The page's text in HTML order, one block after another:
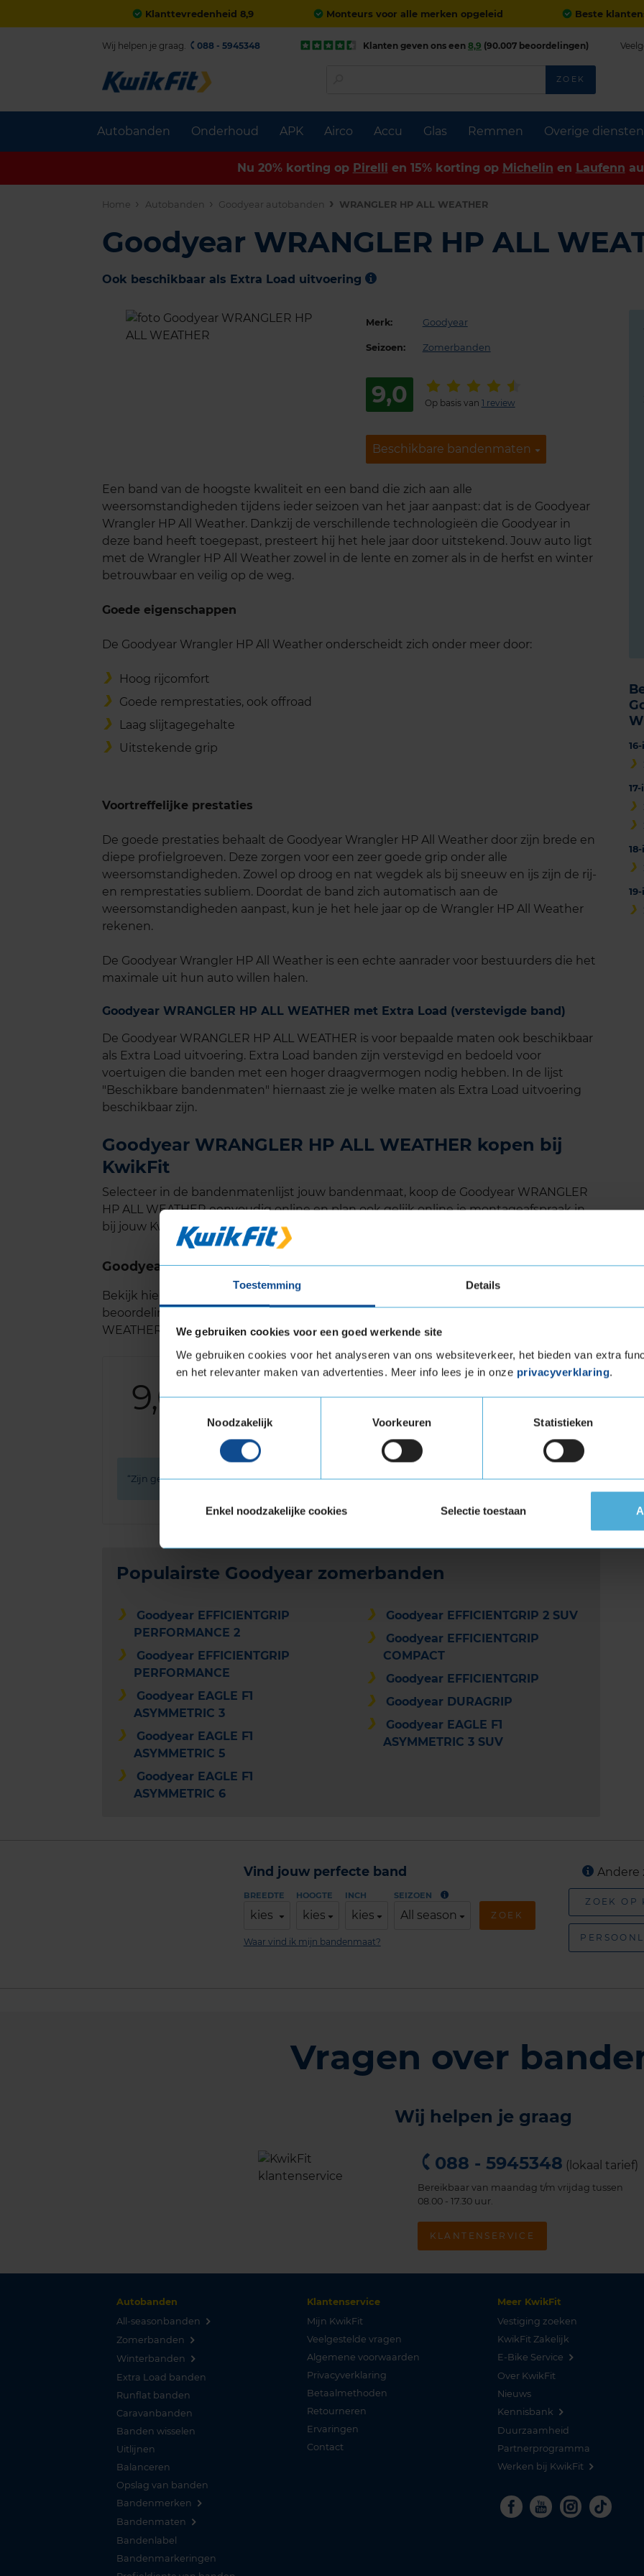
Toestemming Details
We gebruiken cookies voor een goed werkende site
We gebruiken cookies voor het analyseren van ons websiteverkeer, het bieden van extra
en het relevanter maken van advertenties. Meer info lees je in onze privacyverklaring.
Toestemmingsselectie
Noodzakelijk
Voorkeuren Statistieken
Enkel noodzakelijke cookies Selectie toestaan
Klanttevredenheid 8,9 Monteurs voor alle merken opgeleid Beste
Autobanden Onderhoud APK Airco Accu Glas Remmen Overige diensten
Wij helpen je graag. 088 - 5945348 Klanten geven ons een 8,9 (90.007 beoordelingen)
ZOEK
Nu 20% korting op Pirelli en 15% korting op Michelin en Laufenn
Home Autobanden Goodyear autobanden WRANGLER HP ALL WEATHER
Goodyear WRANGLER HP ALL
Ook beschikbaar als Extra Load uitvoering
Merk: Goodyear
Seizoen: Zomerbanden
9,0 Op basis van 1 review
Beschikbare bandenmaten
Beschikbare bandenmaten
Een band van de hoogste kwaliteit en een band die zich aan alle
weersomstandigheden tijdens ieder seizoen van het jaar aanpast: dat is de Goodyear
Wrangler HP All Weather. Dankzij de verschillende technologieën die Goodyear in
deze band heeft toegepast, presteert hij het hele jaar door uitstekend. Jouw auto ligt
met de Wrangler HP All Weather zowel in de lente en zomer als in de herfst en winter
betrouwbaar en veilig op de weg.
Goede eigenschappen
De Goodyear Wrangler HP All Weather onderscheidt zich onder meer door:
Hoog rijcomfort
Goede remprestaties, ook offroad
Laag slijtagegehalte
Uitstekende grip
Voortreffelijke prestaties
De goede prestaties behaalt de Goodyear Wrangler HP All Weather door zijn brede en
diepe profielgroeven. Deze zorgen voor een zeer goede grip onder alle
weersomstandigheden. Zowel op droog en nat wegdek als bij sneeuw en ijs zijn de rij-
en remprestaties subliem. Doordat de band zich automatisch aan de
weersomstandigheden aanpast, kun je het hele jaar op de Wrangler HP All Weather
rekenen.
De Goodyear Wrangler HP All Weather is een echte aanrader voor bestuurders die het
maximale uit hun auto willen halen.
Goodyear WRANGLER HP ALL WEATHER met Extra Load (verstevigde band)
De Goodyear WRANGLER HP ALL WEATHER is voor bepaalde maten ook beschikbaar
als Extra Load uitvoering. Extra Load banden zijn verstevigd en bedoeld voor
voertuigen die banden met een hoger draagvermogen nodig hebben. In de lijst
"Beschikbare bandenmaten" hiernaast zie je welke maten als Extra Load uitvoering
beschikbaar zijn.
Goodyear WRANGLER HP ALL WEATHER kopen bij
KwikFit
Selecteer in de bandenmatenlijst jouw bandenmaat, koop de Goodyear WRANGLER
HP ALL WEATHER eenvoudig online en plan ook gelijk online je montageafspraak in
bij jouw KwikFit vestiging.
Goodyear WRANGLER HP ALL WEATHER reviews 1
Bekijk hieronder alle reviews voor de Goodyear WRANGLER HP ALL WEATHER. Deze
beoordelingen zijn uitsluitend van berijders van de Goodyear WRANGLER HP ALL
WEATHER.
9,0
Geluid
9,0
Comfort
Type rijderNormaal
Kilometer per jaar
10.000 tot 25.000 km
Zijn gewoon prima banden.
Populairste Goodyear zomerbanden
Goodyear EFFICIENTGRIP
PERFORMANCE 2
Goodyear EFFICIENTGRIP
PERFORMANCE
Goodyear EAGLE F1
ASYMMETRIC 3
Goodyear EAGLE F1
ASYMMETRIC 5
Goodyear EAGLE F1
ASYMMETRIC 6
Goodyear EFFICIENTGRIP 2 SUV
Goodyear EFFICIENTGRIP
COMPACT
Goodyear EFFICIENTGRIP
Goodyear DURAGRIP
Goodyear EAGLE F1
ASYMMETRIC 3 SUV
Vind jouw perfecte band
BREEDTE
kies
HOOGTE
kies
INCH
kies
SEIZOEN
All season ZOEK
Waar vind ik mijn bandenmaat?
Andere
ZOEK OP
Vragen over
Wij helpen je graag
088 - 5945348 (lokaal tarief)
Bereikbaar van maandag t/m vrijdag tussen
08.00 - 17.30 uur.
KLANTENSERVICE
Autobanden
All-seasonbanden
Zomerbanden
Winterbanden
Extra Load banden
Runflat banden
Caravanbanden
Banden wisselen
Uitlijnen
Balanceren
Opslag van banden
Bandenmerken
Bandenmaten
Bandenlabel
Bandenmarkeringen
Klantenservice
Mijn KwikFit
Veelgestelde vragen
Algemene voorwaarden
Privacyverklaring
Betaalmethoden
Retourneren
Ervaringen
Contact
Meer KwikFit
Vestiging zoeken
KwikFit Zakelijk
E-Bike Service
Over KwikFit
Nieuws
Kennisbank
Duurzaamheid
Partnerprogramma
Werken bij KwikFit
Facebook
Youtube